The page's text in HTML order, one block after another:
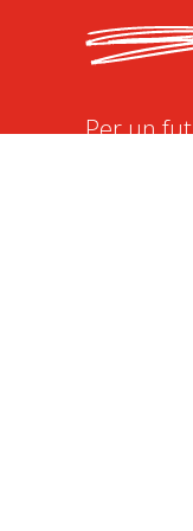
Per un